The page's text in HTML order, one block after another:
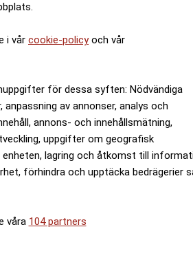
i vår cookie-policyoch vår
för dessa syften: Nödvändiga
av annonser, analys och
annons- och innehållsmätning,
uppgifter om geografisk
lagring och åtkomst till
förhindra och upptäcka bedrägerier
våra 104 partners